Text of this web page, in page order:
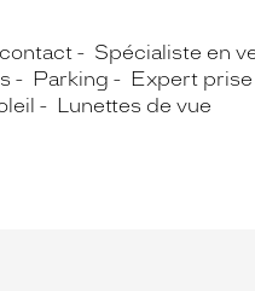
Spécialiste en
Parking Expert prise
Lunettes de vue